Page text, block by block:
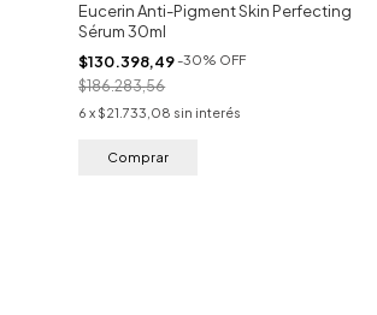
Eucerin Anti-Pigment Skin Perfecting
Sérum 30ml
$130.398,49-30% OFF
$186.283,56
6 x $21.733,08 sin interés